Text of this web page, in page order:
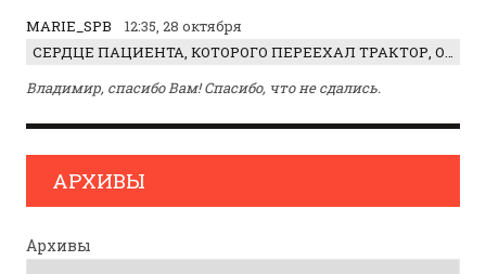
MARIE_SPB
12:35, 28 октября
СЕРДЦЕ ПАЦИЕНТА, КОТОРОГО ПЕРЕЕХАЛ ТРАКТОР, ОБНАРУЖИЛИ… В ЖИВОТЕ
Владимир, спасибо Вам! Спасибо, что не сдались.
АРХИВЫ
Архивы